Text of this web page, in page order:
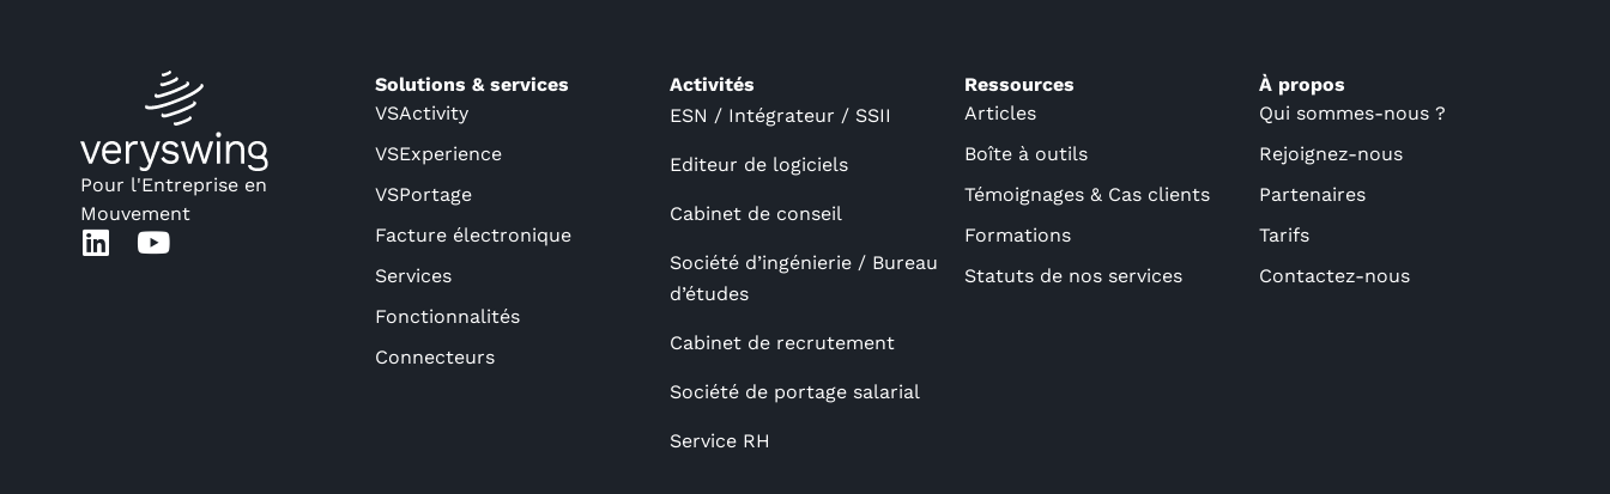
Pour l'Entreprise en
Mouvement
Solutions & services
VSActivity
VSExperience
VSPortage
Facture électronique
Services
Fonctionnalités
Connecteurs
Activités
ESN / Intégrateur / SSII
Editeur de logiciels
Cabinet de conseil
Société d’ingénierie / Bureau
d’études
Cabinet de recrutement
Société de portage salarial
Service RH
Ressources
Articles
Boîte à outils
Témoignages & Cas clients
Formations
Statuts de nos services
À propos
Qui sommes-nous ?
Rejoignez-nous
Partenaires
Tarifs
Contactez-nous